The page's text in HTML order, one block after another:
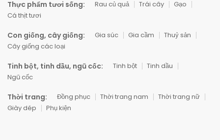
Thực phẩm tươi sống: Rau củ quả Trái cây
Gạo
Cá thịt tươi
Con giống, cây giống: Gia súc Gia cầm
Thuỷ sản
Cây giống các loại
Tinh bột, tinh dầu, ngũ cốc: Tinh bột
Tinh dầu
Ngũ cốc
Thời trang: Đồng phục Thời trang nam
Thời trang nữ
Giày dép
Phụ kiện